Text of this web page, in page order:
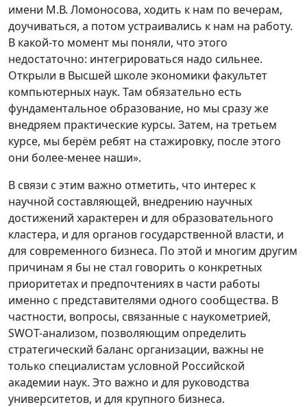
имени М.В. Ломоносова, ходить к нам по вечерам,
доучиваться, а потом устраивались к нам на работу.
В какой-то момент мы поняли, что этого
недостаточно: интегрироваться надо сильнее.
Открыли в Высшей школе экономики факультет
компьютерных наук. Там обязательно есть
фундаментальное образование, но мы сразу же
внедряем практические курсы. Затем, на третьем
курсе, мы берём ребят на стажировку, после этого
они более-менее наши».
В связи с этим важно отметить, что интерес к
научной составляющей, внедрению научных
достижений характерен и для образовательного
кластера, и для органов государственной власти, и
для современного бизнеса. По этой и многим другим
причинам я бы не стал говорить о конкретных
приоритетах и предпочтениях в части работы
именно с представителями одного сообщества. В
частности, вопросы, связанные с наукометрией,
SWOT-анализом, позволяющим определить
стратегический баланс организации, важны не
только специалистам условной Российской
академии наук. Это важно и для руководства
университетов, и для крупного бизнеса.